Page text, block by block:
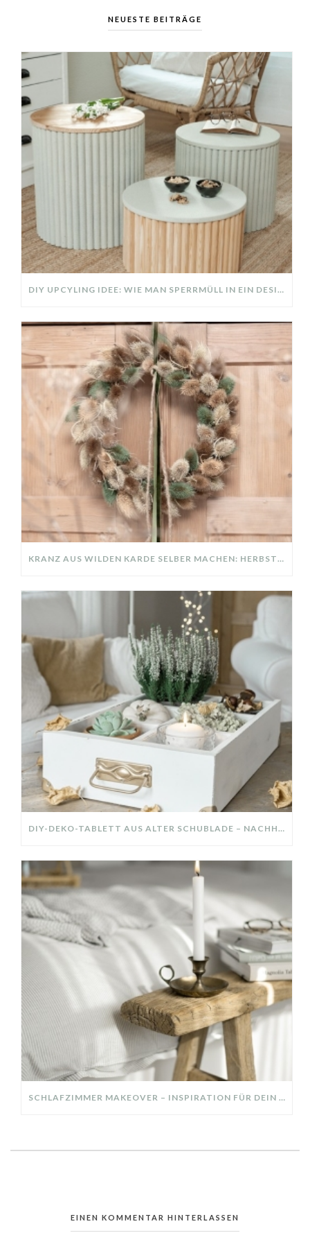
NEUESTE BEITRÄGE
DIY UPCYLING IDEE: WIE MAN SPERRMÜLL IN EIN DESIGNER TEIL VERWANDELT
KRANZ AUS WILDEN KARDE SELBER MACHEN: HERBSTDEKO GANZ EINFACH
DIY-DEKO-TABLETT AUS ALTER SCHUBLADE – NACHHALTIGE HERBSTDEKO SELBER MACHEN!
SCHLAFZIMMER MAKEOVER – INSPIRATION FÜR DEIN SCHLAFZIMMER: AUS ALT MACH NEU – HELL, GEMÜTLICH UND EINLADEND
EINEN KOMMENTAR HINTERLASSEN